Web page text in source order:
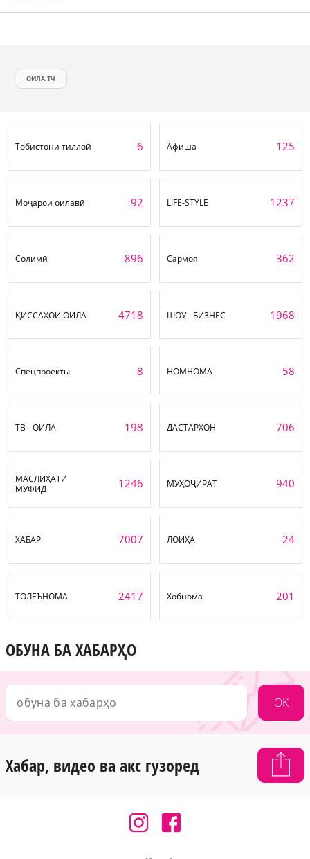
ОИЛА.ТЧ
Тобистони тиллоӣ 6 Афиша 125
Моҷарои оилавӣ 92 LIFE-STYLE 1237
Солимӣ 896 Сармоя 362
ҚИССАҲОИ ОИЛА 4718 ШОУ - БИЗНЕС 1968
Спецпроекты 8 НОМНОМА 58
ТВ - ОИЛА 198 ДАСТАРХОН 706
МАСЛИҲАТИ
МУФИД
1246 МУҲОҶИРАТ 940
ХАБАР 7007 ЛОИҲА 24
ТОЛЕЪНОМА 2417 Хобнома 201
ОБУНА БА ХАБАРҲО
OK
Хабар, видео ва акс гузоред